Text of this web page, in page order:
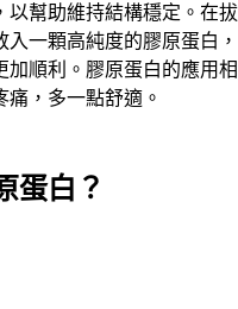
以幫助維持結構穩定。在拔
一顆高純度的膠原蛋白，
加順利。膠原蛋白的應用相
，多一點舒適。
蛋白？